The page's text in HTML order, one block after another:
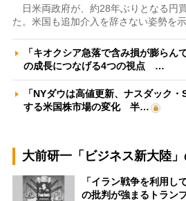
日米両政府が、約28年ぶりとなる円
た。米国も追加介入を辞さない姿勢を
「キオクシア急落で含み損が膨ら
の成長につなげる4つの視点 …
「NYダウは高値更新、ナスダック
する米国株市場の変化 半…
大前研一「ビジネス新大陸
「イラン戦争を利用し
の批判が強まるトラン